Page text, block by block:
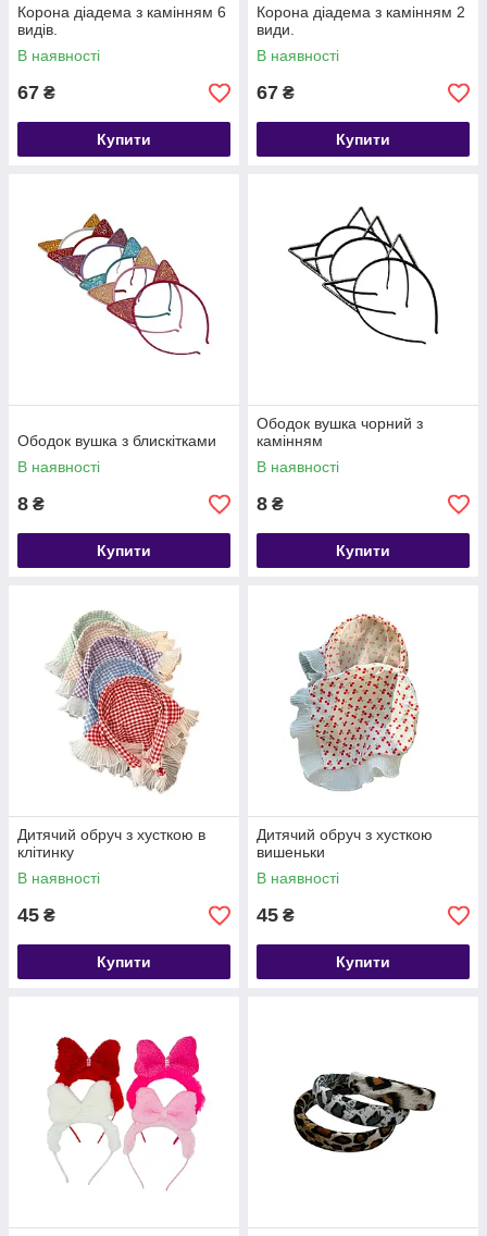
Корона діадема з камінням 6
видів.
В наявності
67 ₴
Купити
Корона діадема з камінням 2
види.
В наявності
67 ₴
Купити
Ободок вушка з блискітками
В наявності
8 ₴
Купити
Ободок вушка чорний з
камінням
В наявності
8 ₴
Купити
Дитячий обруч з хусткою в
клітинку
В наявності
45 ₴
Купити
Дитячий обруч з хусткою
вишеньки
В наявності
45 ₴
Купити